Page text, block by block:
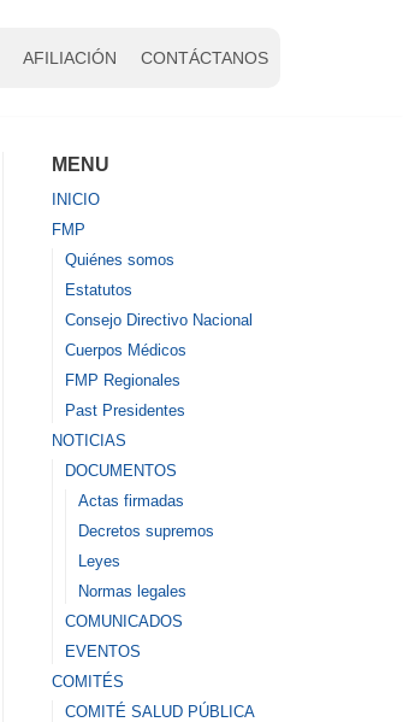
AFILIACIÓN CONTÁCTANOS
MENU
INICIO
FMP
Quiénes somos
Estatutos
Consejo Directivo Nacional
Cuerpos Médicos
FMP Regionales
Past Presidentes
NOTICIAS
DOCUMENTOS
Actas firmadas
Decretos supremos
Leyes
Normas legales
COMUNICADOS
EVENTOS
COMITÉS
COMITÉ SALUD PÚBLICA